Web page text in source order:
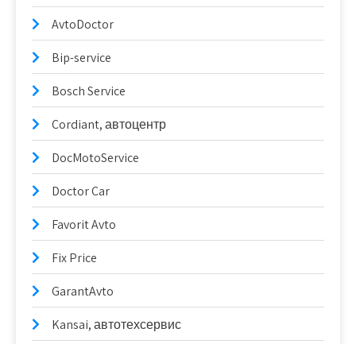
AvtoDoctor
Bip-service
Bosch Service
Cordiant, автоцентр
DocMotoService
Doctor Car
Favorit Avto
Fix Price
GarantAvto
Kansai, автотехсервис